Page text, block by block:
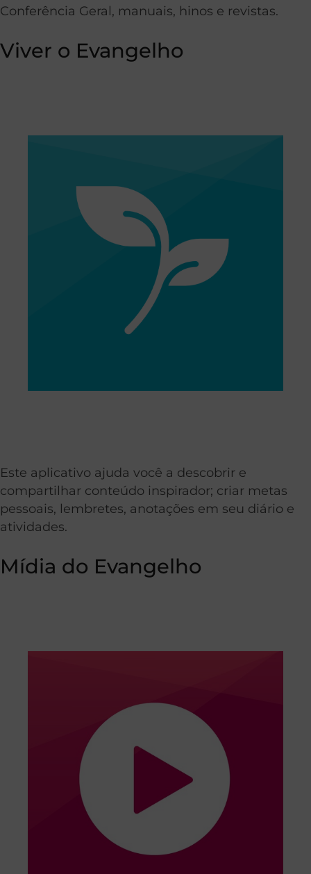
Conferência Geral, manuais, hinos e revistas.
Viver o Evangelho
Este aplicativo ajuda você a descobrir e
compartilhar conteúdo inspirador; criar metas
pessoais, lembretes, anotações em seu diário e
atividades.
Mídia do Evangelho